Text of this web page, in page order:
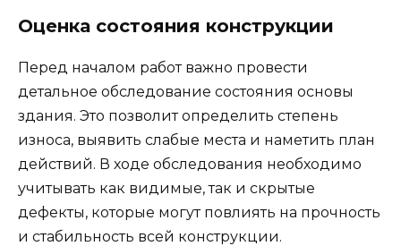
Оценка состояния конструкции
Перед началом работ важно провести
детальное обследование состояния основы
здания. Это позволит определить степень
износа, выявить слабые места и наметить план
действий. В ходе обследования необходимо
учитывать как видимые, так и скрытые
дефекты, которые могут повлиять на прочность
и стабильность всей конструкции.